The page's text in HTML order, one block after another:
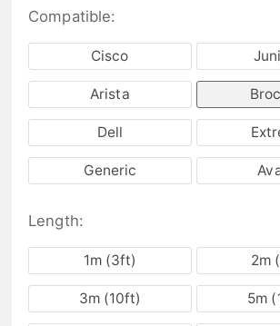
Compatible:
Cisco
Arista
Dell
Generic
Length:
1m (3ft) 2m
3m (10ft) 5m